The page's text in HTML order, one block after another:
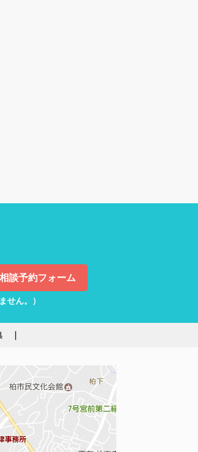
談予約フォーム
せん。）